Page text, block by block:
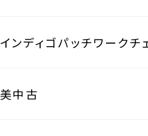
インディゴパッチワークチ
美中古